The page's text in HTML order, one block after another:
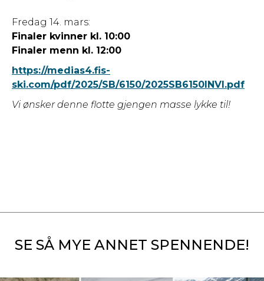
Fredag 14. mars:
Finaler kvinner kl. 10:00
Finaler menn kl. 12:00
https://medias4.fis-
ski.com/pdf/2025/SB/6150/2025SB6150INVI.pdf
Vi ønsker denne flotte gjengen masse lykke til!
SE SÅ MYE ANNET SPENNENDE!